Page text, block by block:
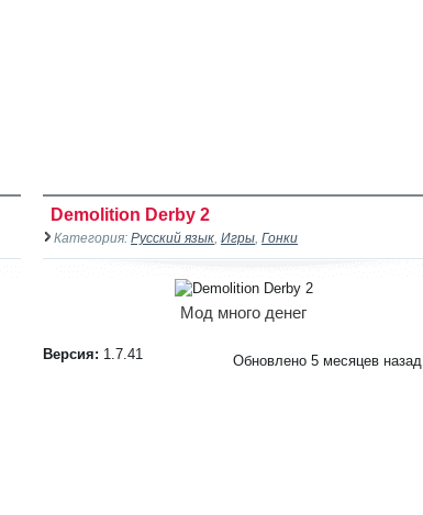
Demolition Derby 2
Категория: Русский язык Игры Гонки
Мод много денег
Версия: 1.7.41 Обновлено 5 месяцев назад